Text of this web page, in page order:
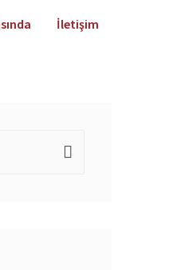
İletişim